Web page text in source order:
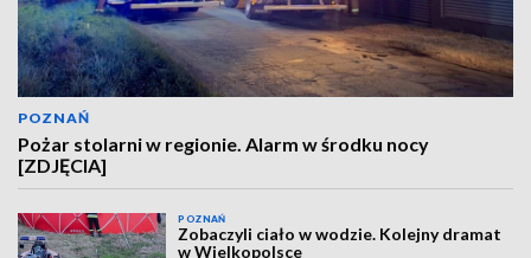
POZNAŃ
Pożar stolarni w regionie. Alarm w środku nocy
[ZDJĘCIA]
POZNAŃ
Zobaczyli ciało w wodzie. Kolejny dramat
w Wielkopolsce